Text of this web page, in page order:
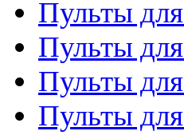
Пульты
Пульты
Пульты
Пульты